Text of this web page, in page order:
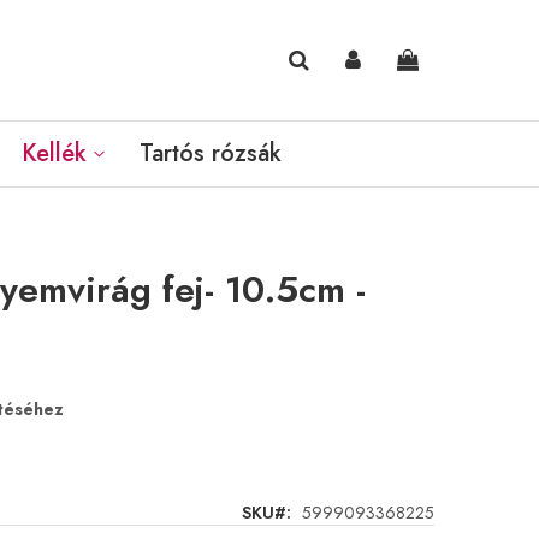
Kosaram
Kellék Tartós rózsák
fej- 10.5cm -
SKU 5999093368225